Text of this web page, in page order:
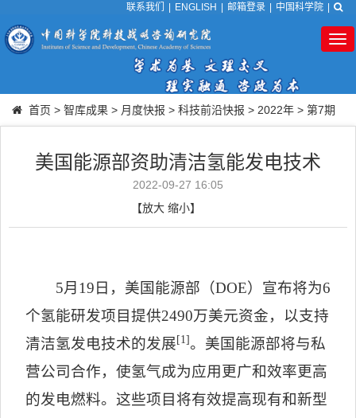
联系我们 ENGLISH 邮箱登录 中国科学院
首页 > 智库成果 > 月度快报 > 科技前沿快报 > 2022年 > 第7期
美国能源部资助清洁氢能发电技术
2022-09-27 16:05
【放大 缩小】
5月 19 日，美国能源部（DOE）宣布将为6
个氢能研发项目提供2490万美元资金，以支持
清洁氢发电技术的发展 [1]。美国能源部将与私
营公司合作，使氢气成为应用更广和效率更高
的发电燃料。这些项目将有效提高现有和新型